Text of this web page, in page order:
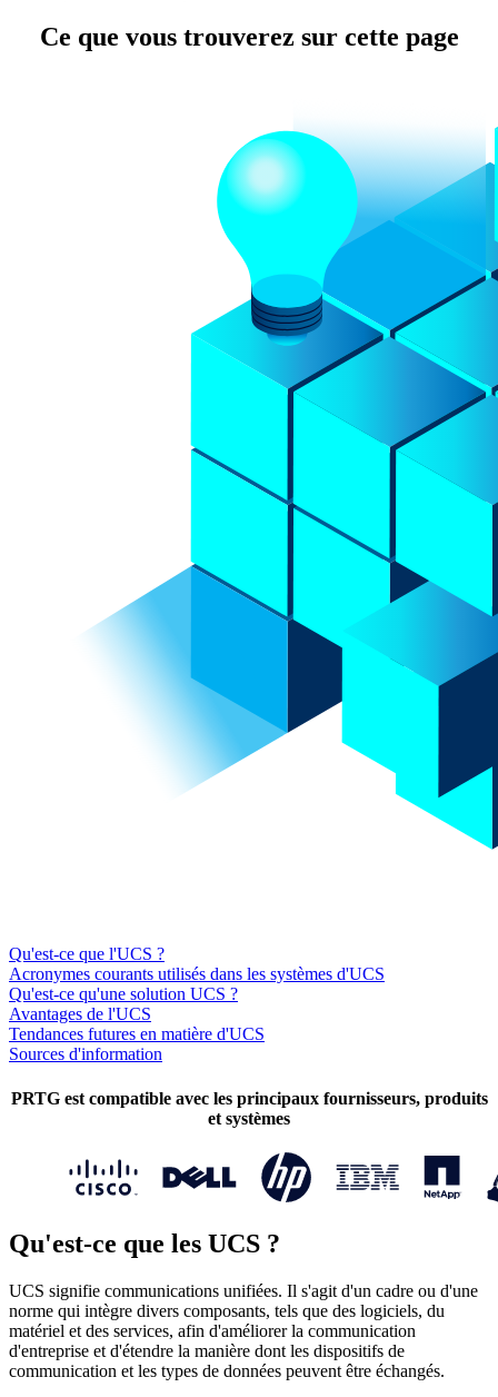
Ce que vous trouverez sur cette page
Qu'est-ce que l'UCS ?
Acronymes courants utilisés dans les systèmes d'UCS
Qu'est-ce qu'une solution UCS ?
Avantages de l'UCS
Tendances futures en matière d'UCS
Sources d'information
PRTG est compatible avec les principaux fournisseurs, produits
et systèmes
Qu'est-ce que les UCS ?
UCS signifie communications unifiées. Il s'agit d'un cadre ou d'une
norme qui intègre divers composants, tels que des logiciels, du
matériel et des services, afin d'améliorer la communication
d'entreprise et d'étendre la manière dont les dispositifs de
communication et les types de données peuvent être échangés.